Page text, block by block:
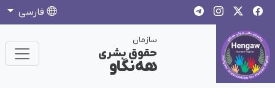
فارسی
سازمان
حقوق بشری
هەنگاو